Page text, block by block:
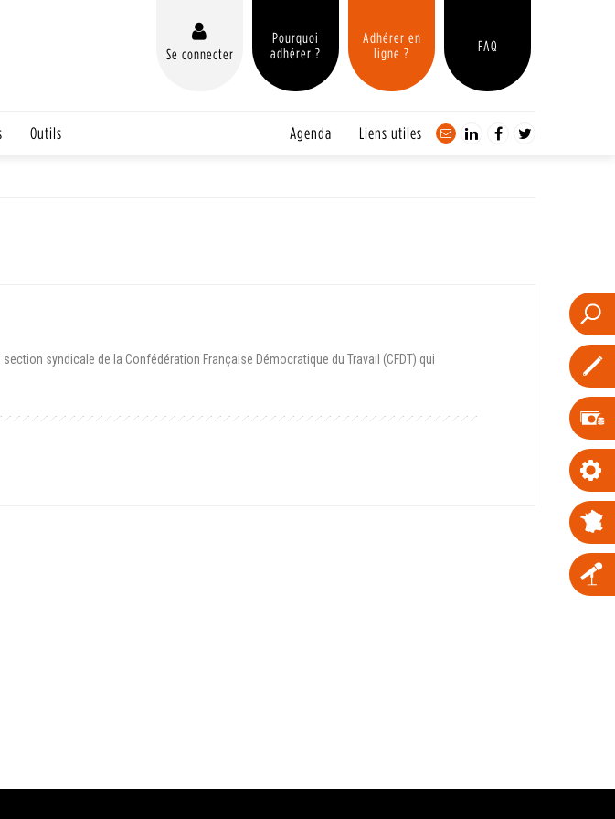
Se connecter
Pourquoi
adhérer ?
Adhérer en
ligne ?
FAQ
Outils Agenda Liens utiles
section syndicale de la Confédération Française Démocratique du Travail (CFDT) qui